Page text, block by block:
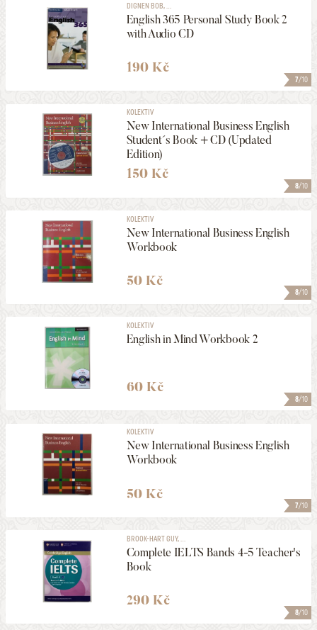
7/10
DIGNEN BOB, ...
English 365 Personal Study Book 2
with Audio CD
190 Kč
8/10
KOLEKTIV
New International Business English
Student´s Book + CD (Updated
Edition)
150 Kč
8/10
KOLEKTIV
New International Business English
Workbook
50 Kč
8/10
KOLEKTIV
English in Mind Workbook 2
60 Kč
7/10
KOLEKTIV
New International Business English
Workbook
50 Kč
8/10
BROOK-HART GUY, ...
Complete IELTS Bands 4-5 Teacher's
Book
290 Kč